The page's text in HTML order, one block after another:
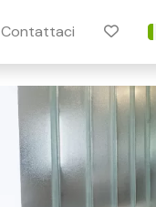
Contattaci